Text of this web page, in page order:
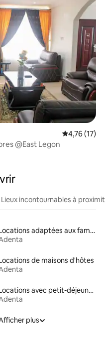
Évaluation
4,76 (17)
@East Legon
Lieux incontournables à
Locations adaptées aux familles
de maisons d'hôtes
Locations avec petit-déjeuner
plus